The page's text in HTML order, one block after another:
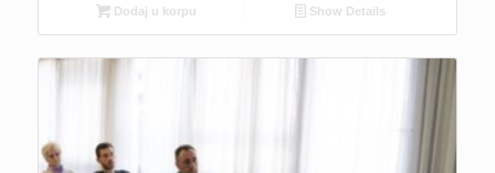
Dodaj u korpu Show Details